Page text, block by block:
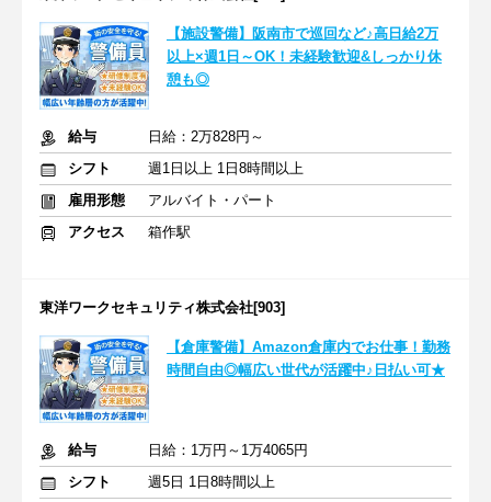
【施設警備】阪南市で巡回など♪高日給2万
以上×週1日～OK！未経験歓迎&しっかり休
憩も◎
給与
日給：2万828円～
シフト
週1日以上 1日8時間以上
雇用形態
アルバイト・パート
アクセス
箱作駅
東洋ワークセキュリティ株式会社[903]
【倉庫警備】Amazon倉庫内でお仕事！勤務
時間自由◎幅広い世代が活躍中♪日払い可★
給与
日給：1万円～1万4065円
シフト
週5日 1日8時間以上